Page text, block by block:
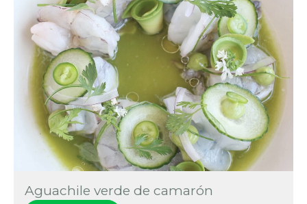
Aguachile verde de camarón